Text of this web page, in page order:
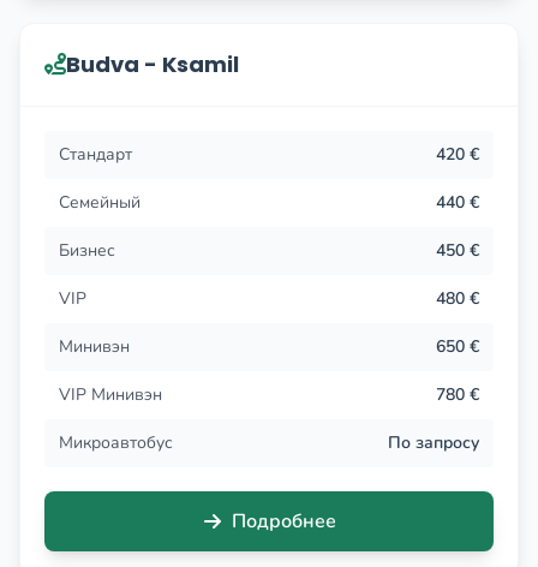
Budva - Ksamil
Стандарт 420 €
Семейный 440 €
Бизнес 450 €
VIP 480 €
Минивэн 650 €
VIP Минивэн 780 €
Микроавтобус По запросу
Подробнее